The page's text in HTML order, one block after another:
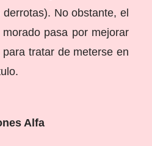
No obstante, el
pasa por mejorar
tratar de meterse en
Alfa